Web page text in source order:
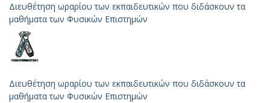
Διευθέτηση ωραρίου των εκπαιδευτικών που διδάσκουν τα
μαθήματα των Φυσικών Επιστημών
Διευθέτηση ωραρίου των εκπαιδευτικών που διδάσκουν τα
μαθήματα των Φυσικών Επιστημών